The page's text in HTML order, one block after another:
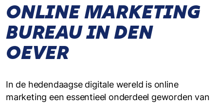
ONLINE MARKETING
BUREAU IN DEN
OEVER
In de hedendaagse digitale wereld is online
marketing een essentieel onderdeel geworden van